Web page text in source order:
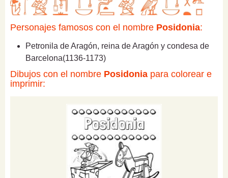
Personajes famosos con el nombre Posidonia:
Petronila de Aragón, reina de Aragón y condesa de
Barcelona(1136-1173)
Dibujos con el nombre Posidonia para colorear e
imprimir: